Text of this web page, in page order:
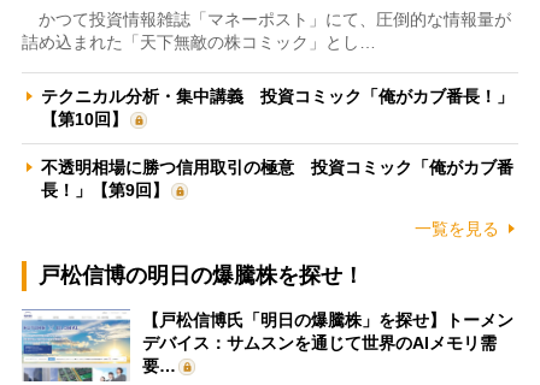
かつて投資情報雑誌「マネーポスト」にて、圧倒的な情報量が
詰め込まれた「天下無敵の株コミック」とし…
テクニカル分析・集中講義 投資コミック「俺がカブ番長！」
【第10回】
不透明相場に勝つ信用取引の極意 投資コミック「俺がカブ番
長！」【第9回】
一覧を見る
戸松信博の明日の爆騰株を探せ！
【戸松信博氏「明日の爆騰株」を探せ】トーメン
デバイス：サムスンを通じて世界のAIメモリ需
要…